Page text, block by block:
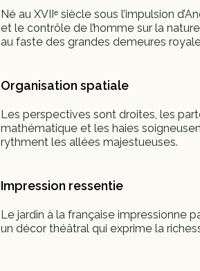
Né au XVIIᵉ siècle sous l’impulsion
et le contrôle de l’homme sur la
au faste des grandes demeures
Organisation spatiale
Les perspectives sont droites, les
mathématique et les haies
rythment les allées majestueuses.
Impression ressentie
Le jardin à la française impressionne
un décor théâtral qui exprime la